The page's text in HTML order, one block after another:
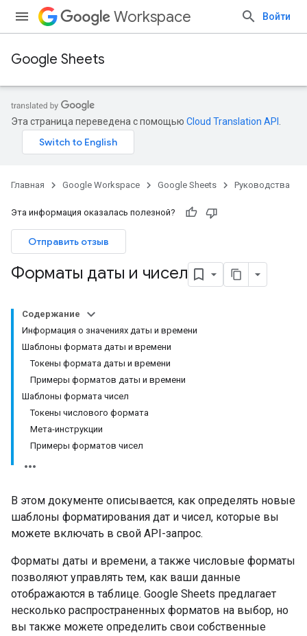
Workspace Войти
Google Sheets
Эта страница переведена с помощью Cloud Translation API
Главная Google Workspace Google Sheets Руководства
Эта информация оказалась полезной?
Отправить отзыв
Форматы даты и чисел
Содержание
Информация о значениях даты и времени
Шаблоны формата даты и времени
Токены формата даты и времени
Примеры форматов даты и времени
Шаблоны формата чисел
Токены числового формата
Мета-инструкции
Примеры форматов чисел
В этом документе описывается, как определять новые
шаблоны форматирования дат и чисел, которые вы
можете включать в свой API-запрос.
Форматы даты и времени, а также числовые форматы
позволяют управлять тем, как ваши данные
отображаются в таблице. Google Sheets предлагает
несколько распространенных форматов на выбор, но
вы также можете определить свои собственные